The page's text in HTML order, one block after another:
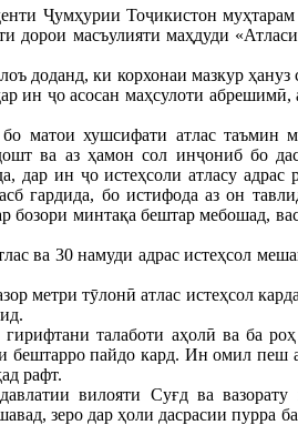
Ҷумҳурии Тоҷикистон
дорои масъулияти маҳдуди
доданд, ки корхонаи мазкур ҳануз
ин ҷо асосан маҳсулоти абрешимӣ,
матои хушсифати атлас таъмин
ва аз ҳамон сол инҷониб бо
ин ҷо истеҳсоли атласу адрас
гардида, бо истифода аз он
бозори минтақа бештар мебошад,
ва 30 намуди адрас истеҳсол
метри тӯлонӣ атлас истеҳсол
талаботи аҳолӣ ва ба
бештарро пайдо кард. Ин омил пеш
рафт.
вилояти Суғд ва вазорату
зеро дар ҳоли дасрасии пурра